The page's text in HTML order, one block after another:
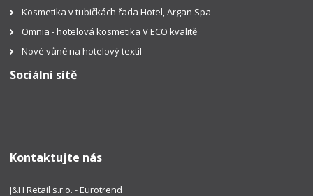
Kosmetika v tubičkách řada Hotel, Argan Spa
Omnia - hotelová kosmetika V ECO kvalitě
Nové vůně na hotelový textil
Sociální sítě
Kontaktujte nás
J&H Retail s.r.o. - Eurotrend